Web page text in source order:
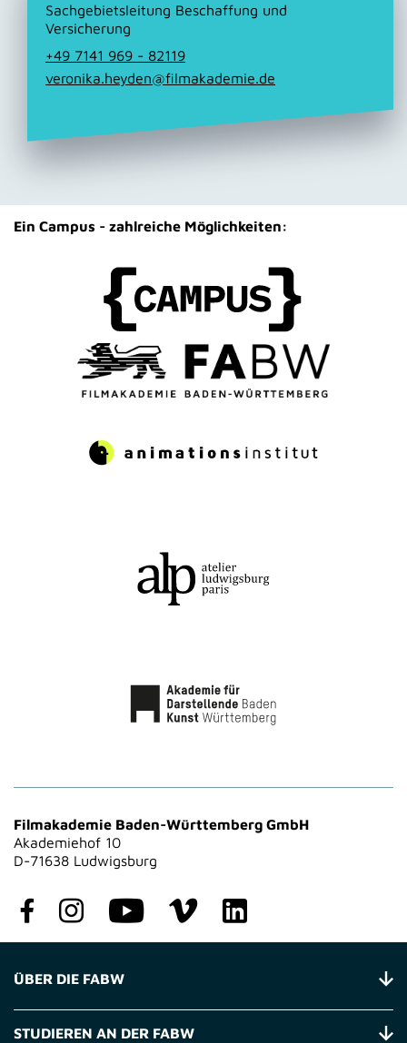
Sachgebietsleitung Beschaffung und
Versicherung
+49 7141 969 - 82119
veronika.heyden@filmakademie.de
Ein Campus - zahlreiche Möglichkeiten:
Filmakademie Baden-Württemberg GmbH
Akademiehof 10
D-71638 Ludwigsburg
ÜBER DIE FABW
STUDIEREN AN DER FABW